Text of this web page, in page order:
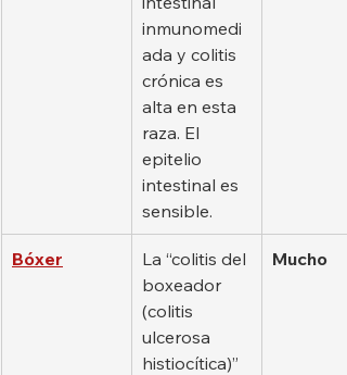
inmunomedi
ada y colitis
crónica es
alta en esta
raza. El
epitelio
intestinal es
sensible.
Bóxer
La “colitis del
boxeador
(colitis
ulcerosa
histiocítica)”
Mucho